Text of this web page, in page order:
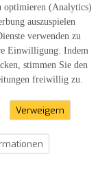
3 STERNE 4 STERNE
optimieren (Analytics)
auszuspielen
verwenden zu
Einwilligung. Indem
stimmen Sie den
freiwillig zu.
Verweigern